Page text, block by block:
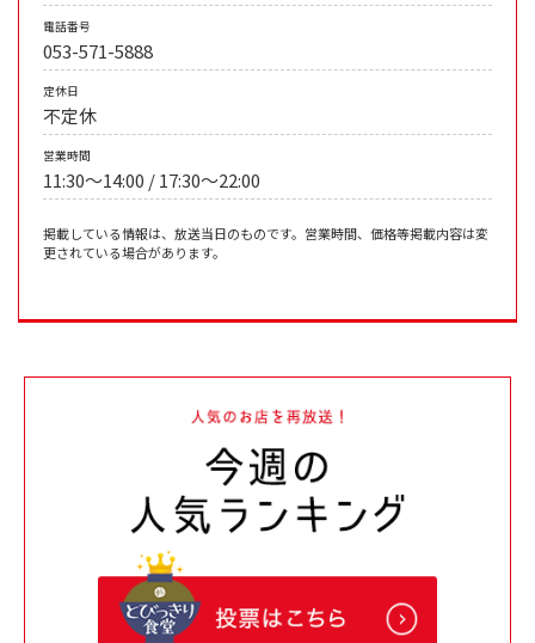
電話番号
053-571-5888
定休日
不定休
営業時間
11:30〜14:00 / 17:30〜22:00
掲載している情報は、放送当日のものです。営業時間、価格等掲載内容は変
更されている場合があります。